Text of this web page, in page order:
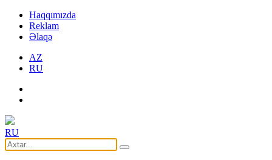
Haqqımızda
Reklam
Əlaqə
AZ
RU
RU